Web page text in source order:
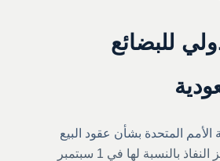
للبضائع
الأمم المتحدة بشأن عقود البيع
، ودخلت حيز النفاذ بالنسبة لها في 1 سبتمبر